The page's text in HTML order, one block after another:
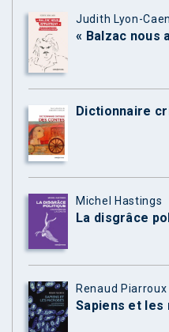
Judith Lyon-Caen
« Balzac nous
Dictionnaire
Michel Hastings
La disgrâce
Renaud Piarroux
Sapiens et les